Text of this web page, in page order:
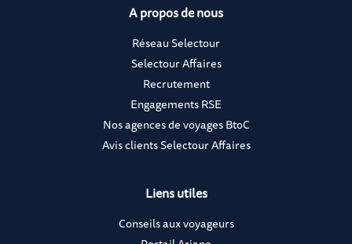
A propos de nous
Réseau Selectour
Selectour Affaires
Recrutement
Engagements RSE
Nos agences de voyages BtoC
Avis clients Selectour Affaires
Liens utiles
Conseils aux voyageurs